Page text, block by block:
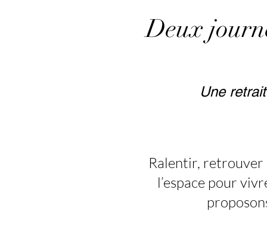
Deux
Une
Ralentir, retrouver
l’espace pour